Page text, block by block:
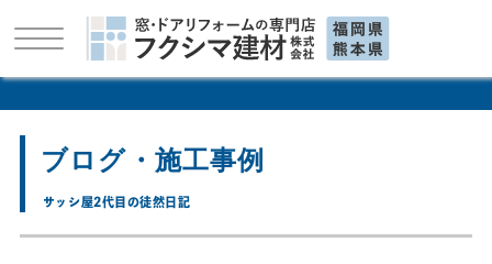
ブログ・施工事例
サッシ屋2代目の徒然日記